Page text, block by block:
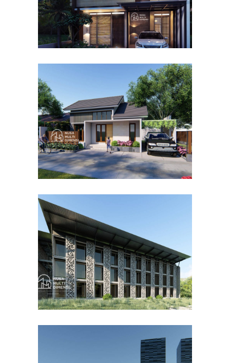
Desain Rumah Bapak Dodi di
Ciomas Bogor
DESAIN RUMAH TERBAIK
Desain Dormitory Dramaga
IPB di Kota Bogor
DESAIN BANGUNAN LAINNYA
Desain DNB Tower di
Cilandak Jakarta Selatan